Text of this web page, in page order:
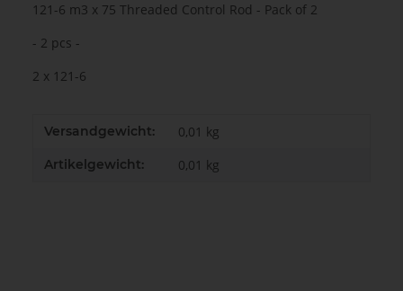
121-6 m3 x 75 Threaded Control Rod - Pack of 2
- 2 pcs -
2 x 121-6
Versandgewicht: 0,01 kg
Artikelgewicht: 0,01 kg